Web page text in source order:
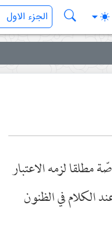
مطلقا لزمه الاعتبار
الكلام في الظنون